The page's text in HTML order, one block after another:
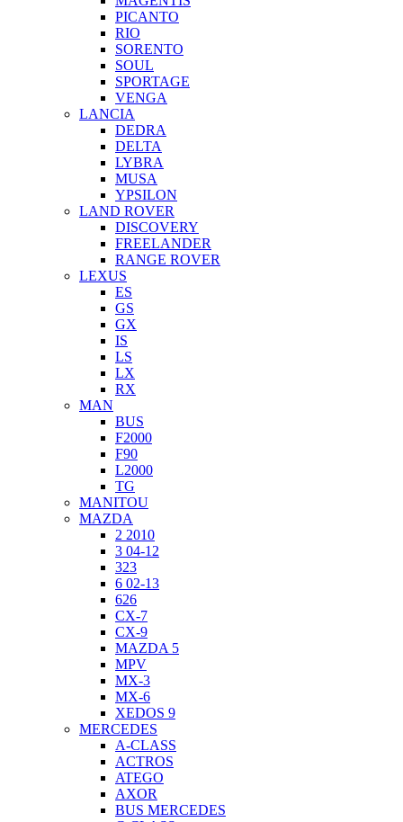
PICANTO
RIO
SORENTO
SOUL
SPORTAGE
VENGA
LANCIA
DEDRA
DELTA
LYBRA
MUSA
YPSILON
LAND ROVER
DISCOVERY
FREELANDER
RANGE ROVER
LEXUS
ES
GS
GX
IS
LS
LX
RX
MAN
BUS
F2000
F90
L2000
TG
MANITOU
MAZDA
2 2010
3 04-12
323
6 02-13
626
CX-7
CX-9
MAZDA 5
MPV
MX-3
MX-6
XEDOS 9
MERCEDES
A-CLASS
ACTROS
ATEGO
AXOR
BUS MERCEDES